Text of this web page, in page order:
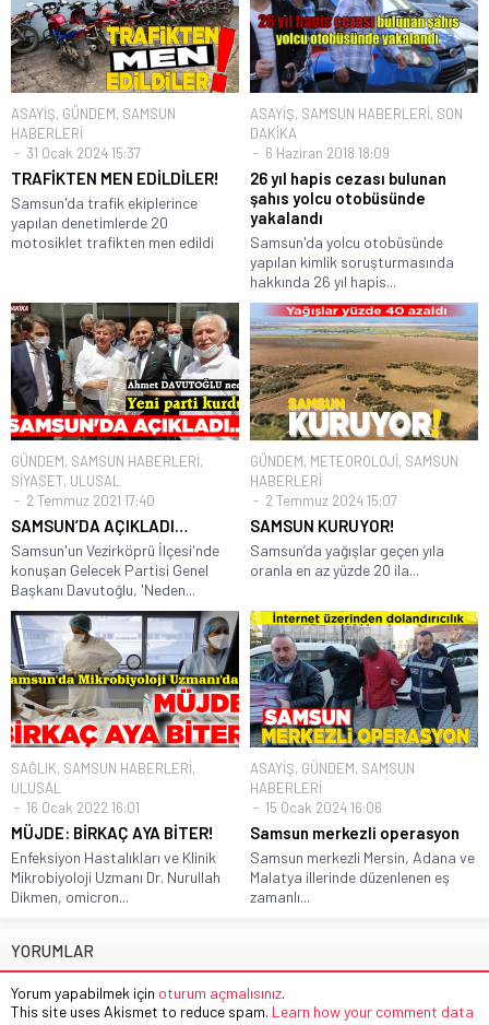
ASAYİŞ, GÜNDEM, SAMSUN
HABERLERİ
31 Ocak 2024 15:37
TRAFİKTEN MEN EDİLDİLER!
Samsun'da trafik ekiplerince
yapılan denetimlerde 20
motosiklet trafikten men edildi
ASAYİŞ, SAMSUN HABERLERİ, SON
DAKİKA
6 Haziran 2018 18:09
26 yıl hapis cezası bulunan
şahıs yolcu otobüsünde
yakalandı
Samsun'da yolcu otobüsünde
yapılan kimlik soruşturmasında
hakkında 26 yıl hapis...
GÜNDEM, SAMSUN HABERLERİ,
SİYASET, ULUSAL
2 Temmuz 2021 17:40
SAMSUN’DA AÇIKLADI…
Samsun'un Vezirköprü İlçesi'nde
konuşan Gelecek Partisi Genel
Başkanı Davutoğlu, 'Neden...
GÜNDEM, METEOROLOJİ, SAMSUN
HABERLERİ
2 Temmuz 2024 15:07
SAMSUN KURUYOR!
Samsun’da yağışlar geçen yıla
oranla en az yüzde 20 ila...
SAĞLIK, SAMSUN HABERLERİ,
ULUSAL
16 Ocak 2022 16:01
MÜJDE: BİRKAÇ AYA BİTER!
Enfeksiyon Hastalıkları ve Klinik
Mikrobiyoloji Uzmanı Dr. Nurullah
Dikmen, omicron...
ASAYİŞ, GÜNDEM, SAMSUN
HABERLERİ
15 Ocak 2024 16:06
Samsun merkezli operasyon
Samsun merkezli Mersin, Adana ve
Malatya illerinde düzenlenen eş
zamanlı...
YORUMLAR
Yorum yapabilmek için oturum açmalısınız.
This site uses Akismet to reduce spam. Learn how your comment data